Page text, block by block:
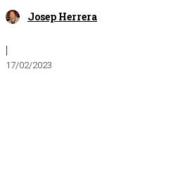
Josep Herrera
|
17/02/2023